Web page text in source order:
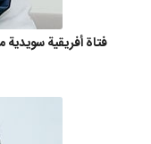
فتاة أفريقية